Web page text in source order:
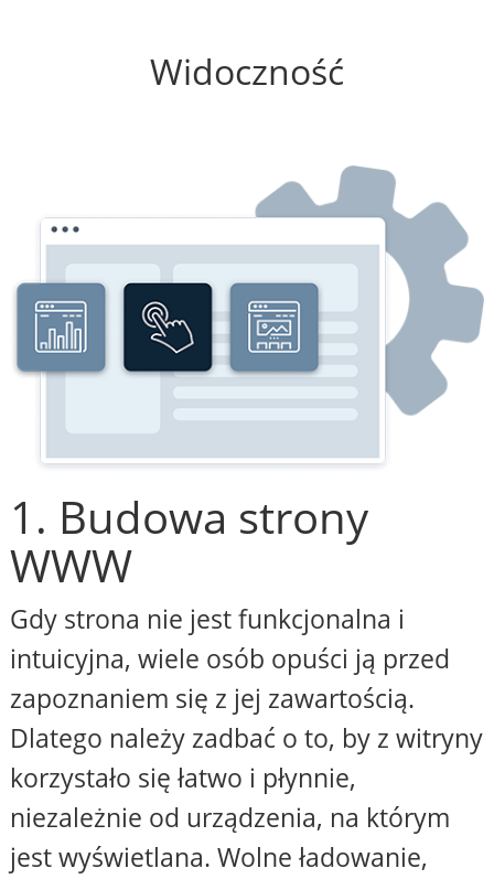
Widoczność
1. Budowa strony
WWW
Gdy strona nie jest funkcjonalna i
intuicyjna, wiele osób opuści ją przed
zapoznaniem się z jej zawartością.
Dlatego należy zadbać o to, by z witryny
korzystało się łatwo i płynnie,
niezależnie od urządzenia, na którym
jest wyświetlana. Wolne ładowanie,